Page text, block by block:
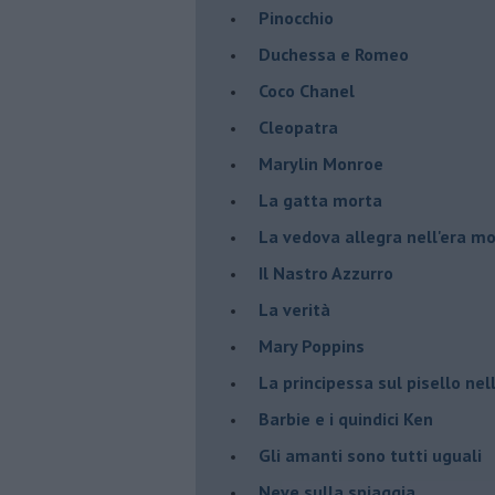
Pinocchio
Duchessa e Romeo
Coco Chanel
Cleopatra
Marylin Monroe
La gatta morta
La vedova allegra nell'era
​Il Nastro Azzurro
La verità
Mary Poppins
La principessa sul pisello
Barbie e i quindici Ken
Gli amanti sono tutti uguali